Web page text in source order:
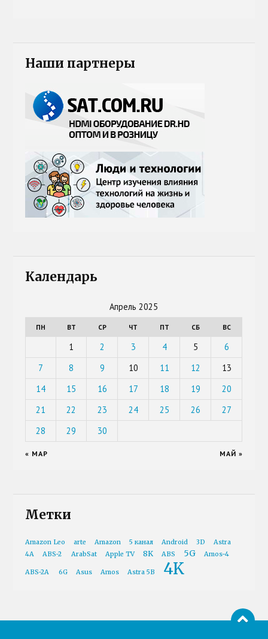
Наши партнеры
Календарь
Апрель 2025
ПН ВТ СР ЧТ ПТ СБ ВС
1 2 3 4 5
6
7
8 9 10 11 12
13
14
15 16 17 18 19
20
21
22 23 24 25 26
27
28
29 30
« МАР МАЙ »
Метки
Amazon Leo arte Amazon 5 канал Android 3D
Astra
4A
ABS-2 ArabSat Apple TV 8K ABS 5G Amos-4
ABS-2A 6G Asus Amos Astra 5B 4K